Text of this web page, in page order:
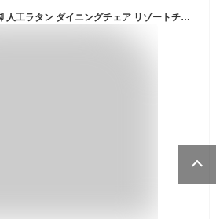
送料無料 アルミチェア 1脚 人工ラタン ダイニングチェア リゾートチェア ガーデンチェア ラタンチェア スタッキングチェア 会議椅子 ラウンジチェア 軽量で持ち運び簡単 ビーチチェア アルミチェア スタッキング アウトドア リゾート ラタン (人工) 白 ホワイト L24WH